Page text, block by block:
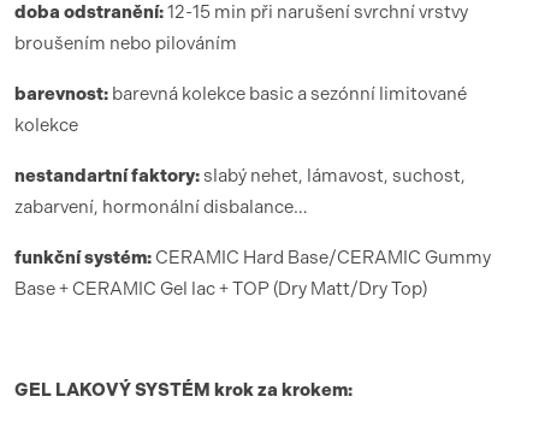
doba odstranění:12-15 min při narušení svrchní vrstvy
broušením nebo pilováním
barevnost: barevná kolekce basic a sezónní limitované
kolekce
nestandartní faktory:slabý nehet, lámavost, suchost,
zabarvení, hormonální disbalance…
funkční systém:CERAMIC Hard Base/CERAMIC Gummy
Base + CERAMIC Gel lac + TOP (Dry Matt/Dry Top)
GEL LAKOVÝ SYSTÉM krok za krokem: